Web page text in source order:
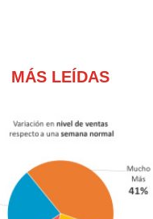
MÁS LEÍDAS